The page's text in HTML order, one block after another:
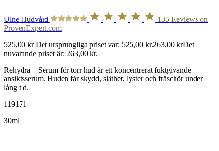
Ulne Hudvård 135 Reviews on
ProvenExpert.com
525,00kr Det ursprungliga priset var: 525,00 kr.263,00 krDet
nuvarande priset är: 263,00 kr.
Rehydra – Serum för torr hud är ett koncentrerat fuktgivande
ansiktsserum. Huden får skydd, släthet, lyster och fräschör under
lång tid.
119171
30ml